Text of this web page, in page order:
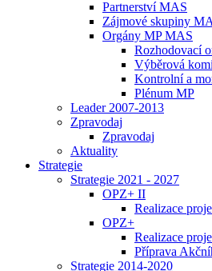
Partnerství MAS
Zájmové skupiny
Orgány MP MAS
Rozhodovací
Výběrová
Kontrolní a
Plénum MP
Leader 2007-2013
Zpravodaj
Zpravodaj
Aktuality
Strategie
Strategie 2021 - 2027
OPZ+ II
Realizace
OPZ+
Realizace
Příprava
Strategie 2014-2020